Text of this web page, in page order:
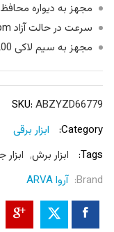
مجهز به دیواره
سرعت در حالت آزاد 3800rpm
مجهز به سیم لاکی 200 درجه 100% مسی
SKU: ABZYZD66779
Category:
ابزار برقی
Tags:
ابزار برش,
Brand: آروا ARVA